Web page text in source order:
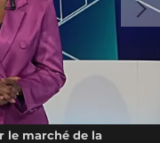
le marché de la